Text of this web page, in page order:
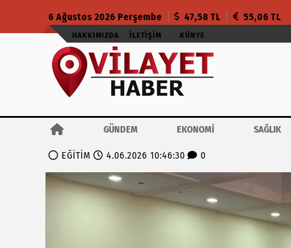
6 Ağustos 2026 Perşembe 47,58 TL 55,06 TL
HAKKIMIZDA İLETIŞIM KÜNYE
GÜNDEM EKONOMİ SAĞLIK
EĞİTİM 4.06.2026 10:46:30 0